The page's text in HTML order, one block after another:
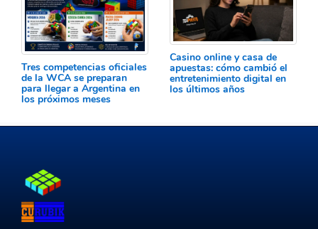
Tres competencias oficiales
de la WCA se preparan
para llegar a Argentina en
los próximos meses
Casino online y casa de
apuestas: cómo cambió el
entretenimiento digital en
los últimos años